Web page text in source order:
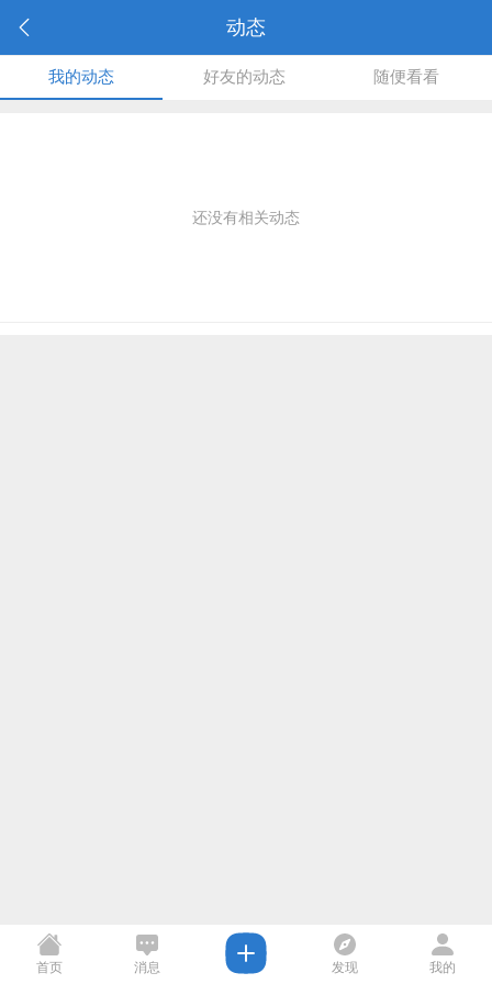
动态
我的动态 好友的动态 随便看看
还没有相关动态
首页 消息 发现 我的